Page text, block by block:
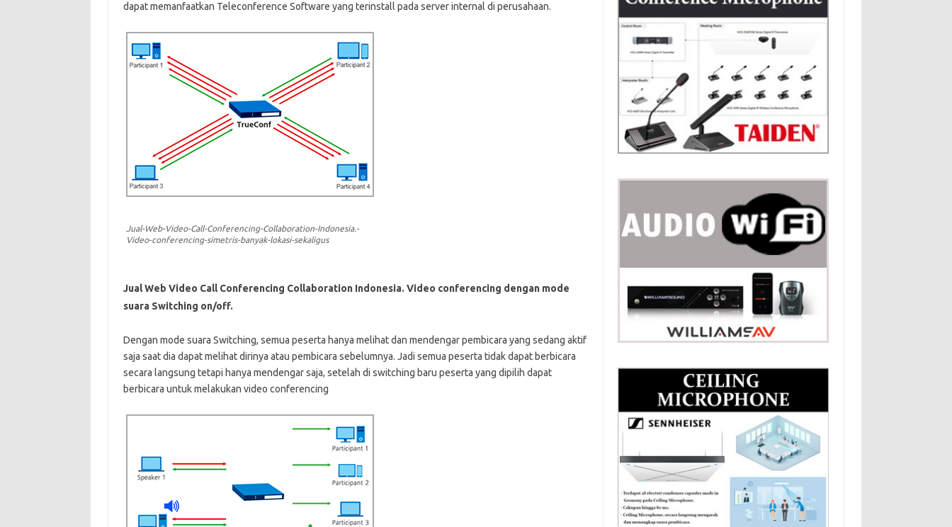
dapat memanfaatkan Teleconference Software yang terinstall pada server internal di perusahaan.
Jual-Web-Video-Call-Conferencing-Collaboration-Indonesia.-
Video-conferencing-simetris-banyak-lokasi-sekaligus
Jual Web Video Call Conferencing Collaboration Indonesia. Video conferencing dengan mode
suara Switching on/off.
Dengan mode suara Switching, semua peserta hanya melihat dan mendengar pembicara yang sedang aktif
saja saat dia dapat melihat dirinya atau pembicara sebelumnya. Jadi semua peserta tidak dapat berbicara
secara langsung tetapi hanya mendengar saja, setelah di switching baru peserta yang dipilih dapat
berbicara untuk melakukan video conferencing